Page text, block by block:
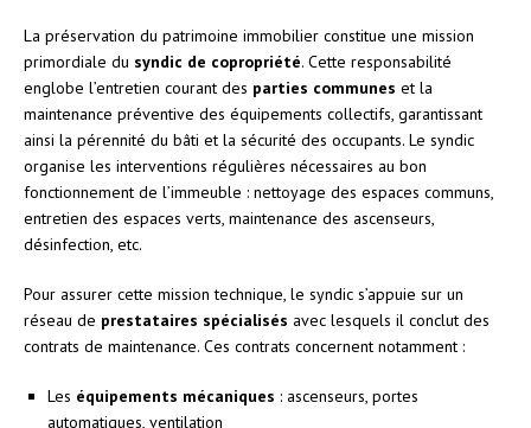
La préservation du patrimoine immobilier constitue une mission
primordiale du syndic de copropriété. Cette responsabilité
englobe l’entretien courant des parties communes et la
maintenance préventive des équipements collectifs, garantissant
ainsi la pérennité du bâti et la sécurité des occupants. Le syndic
organise les interventions régulières nécessaires au bon
fonctionnement de l’immeuble : nettoyage des espaces communs,
entretien des espaces verts, maintenance des ascenseurs,
désinfection, etc.
Pour assurer cette mission technique, le syndic s’appuie sur un
réseau de prestataires spécialisés avec lesquels il conclut des
contrats de maintenance. Ces contrats concernent notamment :
Les équipements mécaniques : ascenseurs, portes
automatiques, ventilation